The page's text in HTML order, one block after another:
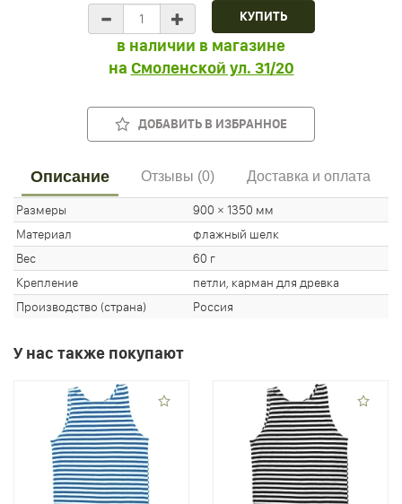
в наличии в магазине
на Смоленской ул. 31/20
ДОБАВИТЬ В ИЗБРАННОЕ
Описание Отзывы (0) Доставка и оплата
Размеры
900 × 1350 мм
Материал
флажный шелк
Вес
60 г
Крепление
петли, карман для древка
Производство (страна)
Россия
У нас также покупают